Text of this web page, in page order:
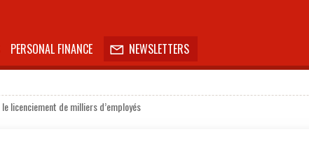
PERSONAL FINANCE  NEWSLETTERS
licenciement de milliers d’employés